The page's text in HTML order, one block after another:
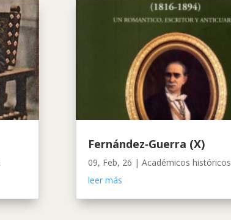
Fernández‑Guerra (X)
09, Feb, 26 | Académicos históricos
leer más